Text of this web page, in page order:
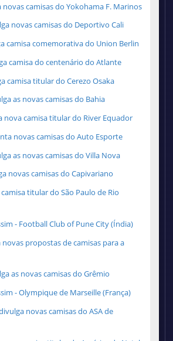
novas camisas do Yokohama F. Marinos
novas camisas do Deportivo Cali
camisa comemorativa do Union Berlin
camisa do centenário do Atlante
camisa titular do Cerezo Osaka
as novas camisas do Bahia
nova camisa titular do River Equador
novas camisas do Auto Esporte
as novas camisas do Villa Nova
novas camisas do Capivariano
titular do São Paulo de Rio
- Football Club of Pune City (Índia)
novas propostas de camisas para a
as novas camisas do Grêmio
- Olympique de Marseille (França)
novas camisas do ASA de